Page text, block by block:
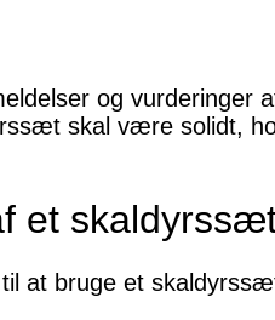
og vurderinger
skal være solidt,
et
at bruge et